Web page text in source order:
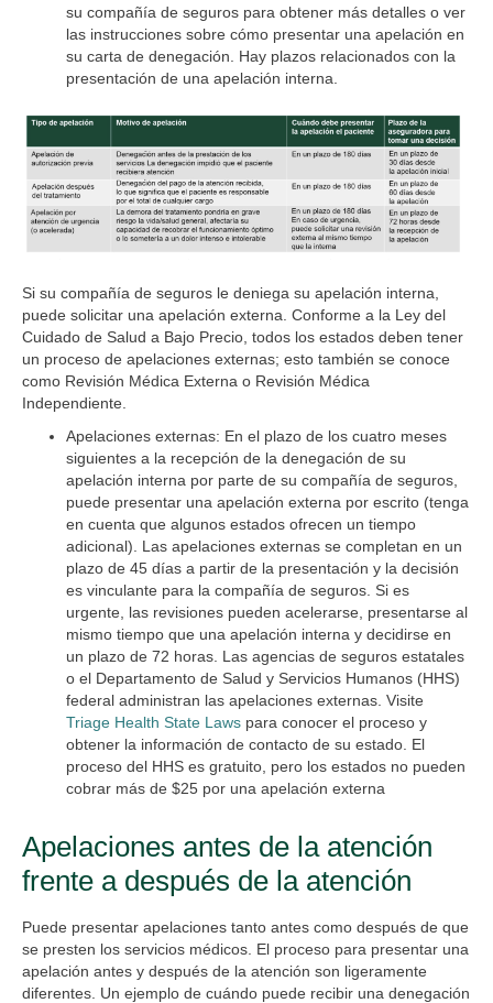
su compañía de seguros para obtener más detalles o ver
las instrucciones sobre cómo presentar una apelación en
su carta de denegación. Hay plazos relacionados con la
presentación de una apelación interna.
Si su compañía de seguros le deniega su apelación interna,
puede solicitar una apelación externa. Conforme a la Ley del
Cuidado de Salud a Bajo Precio, todos los estados deben tener
un proceso de apelaciones externas; esto también se conoce
como Revisión Médica Externa o Revisión Médica
Independiente.
Apelaciones externas: En el plazo de los cuatro meses
siguientes a la recepción de la denegación de su
apelación interna por parte de su compañía de seguros,
puede presentar una apelación externa por escrito (tenga
en cuenta que algunos estados ofrecen un tiempo
adicional). Las apelaciones externas se completan en un
plazo de 45 días a partir de la presentación y la decisión
es vinculante para la compañía de seguros. Si es
urgente, las revisiones pueden acelerarse, presentarse al
mismo tiempo que una apelación interna y decidirse en
un plazo de 72 horas. Las agencias de seguros estatales
o el Departamento de Salud y Servicios Humanos (HHS)
federal administran las apelaciones externas. Visite
Triage Health State Laws para conocer el proceso y
obtener la información de contacto de su estado. El
proceso del HHS es gratuito, pero los estados no pueden
cobrar más de $25 por una apelación externa
Apelaciones antes de la atención
frente a después de la atención
Puede presentar apelaciones tanto antes como después de que
se presten los servicios médicos. El proceso para presentar una
apelación antes y después de la atención son ligeramente
diferentes. Un ejemplo de cuándo puede recibir una denegación